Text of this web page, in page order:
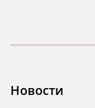
Новости